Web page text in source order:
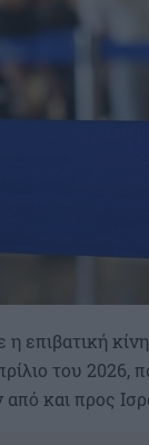
επιβατική
του 2026,
και προς